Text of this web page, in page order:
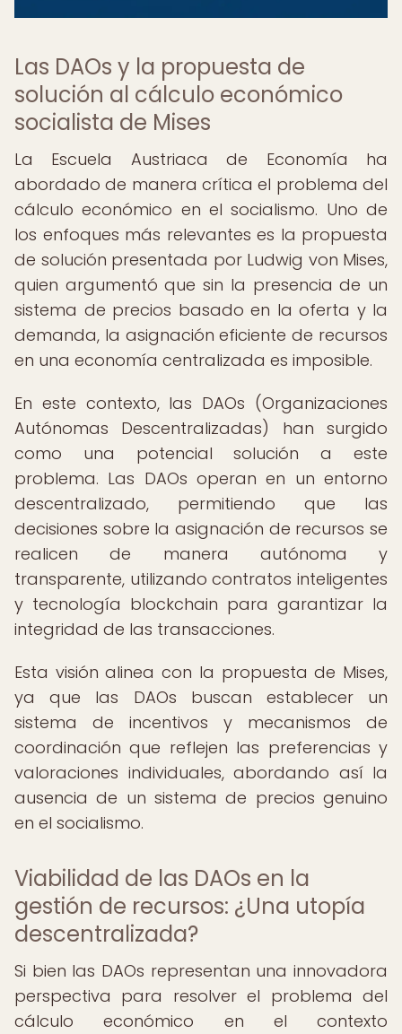
Las DAOs y la propuesta de
solución al cálculo económico
socialista de Mises
La Escuela Austriaca de Economía ha
abordado de manera crítica el problema del
cálculo económico en el socialismo. Uno de
los enfoques más relevantes es la propuesta
de solución presentada por Ludwig von Mises,
quien argumentó que sin la presencia de un
sistema de precios basado en la oferta y la
demanda, la asignación eficiente de recursos
en una economía centralizada es imposible.
En este contexto, las DAOs (Organizaciones
Autónomas Descentralizadas) han surgido
como una potencial solución a este
problema. Las DAOs operan en un entorno
descentralizado, permitiendo que las
decisiones sobre la asignación de recursos se
realicen de manera autónoma y
transparente, utilizando contratos inteligentes
y tecnología blockchain para garantizar la
integridad de las transacciones.
Esta visión alinea con la propuesta de Mises,
ya que las DAOs buscan establecer un
sistema de incentivos y mecanismos de
coordinación que reflejen las preferencias y
valoraciones individuales, abordando así la
ausencia de un sistema de precios genuino
en el socialismo.
Viabilidad de las DAOs en la
gestión de recursos: ¿Una utopía
descentralizada?
Si bien las DAOs representan una innovadora
perspectiva para resolver el problema del
cálculo económico en el contexto